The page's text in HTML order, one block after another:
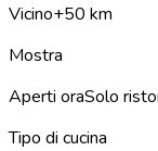
Vicino+50 km
Mostra
Aperti oraSolo
Tipo di cucina